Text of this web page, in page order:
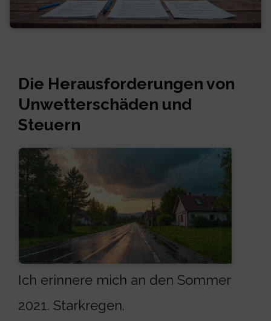
Die Herausforderungen von
Unwetterschäden und
Steuern
Ich erinnere mich an den Sommer
2021. Starkregen.